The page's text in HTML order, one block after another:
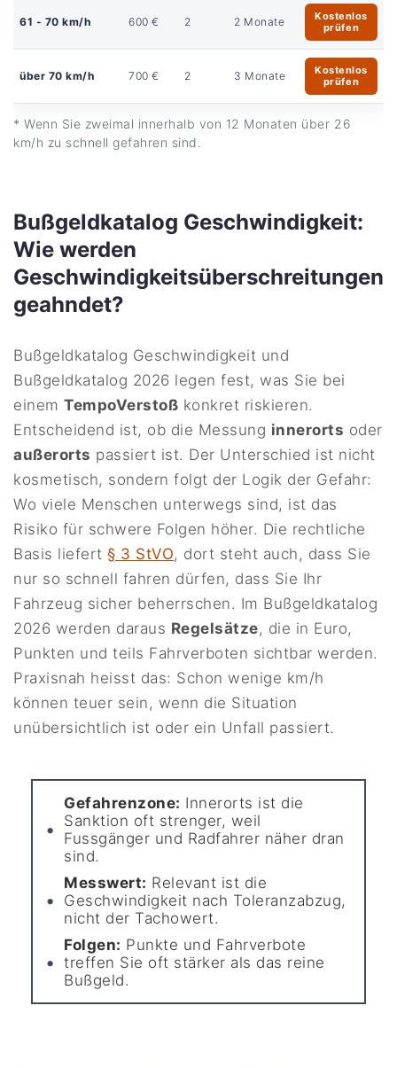
61 - 70 km/h 600 € 2 2 Monate
Kostenlos
prüfen
über 70 km/h 700 € 2 3 Monate
Kostenlos
prüfen
* Wenn Sie zweimal innerhalb von 12 Monaten über 26
km/h zu schnell gefahren sind.
Bußgeldkatalog Geschwindigkeit:
Wie werden
Geschwindigkeitsüberschreitungen
geahndet?
Bußgeldkatalog Geschwindigkeit und
Bußgeldkatalog 2026 legen fest, was Sie bei
einemTempoVerstoß konkret riskieren.
Entscheidend ist, ob die Messung innerorts oder
außerorts passiert ist. Der Unterschied ist nicht
kosmetisch, sondern folgt der Logik der Gefahr:
Wo viele Menschen unterwegs sind, ist das
Risiko für schwere Folgen höher. Die rechtliche
Basis liefert § 3 StVO, dort steht auch, dass Sie
nur so schnell fahren dürfen, dass Sie Ihr
Fahrzeug sicher beherrschen. Im Bußgeldkatalog
2026 werden daraus Regelsätze, die in Euro,
Punkten und teils Fahrverboten sichtbar werden.
Praxisnah heisst das: Schon wenige km/h
können teuer sein, wenn die Situation
unübersichtlich ist oder ein Unfall passiert.
Gefahrenzone: Innerorts ist die
Sanktion oft strenger, weil
Fussgänger und Radfahrer näher dran
sind.
Messwert: Relevant ist die
Geschwindigkeit nach Toleranzabzug,
nicht der Tachowert.
Folgen: Punkte und Fahrverbote
treffen Sie oft stärker als das reine
Bußgeld.